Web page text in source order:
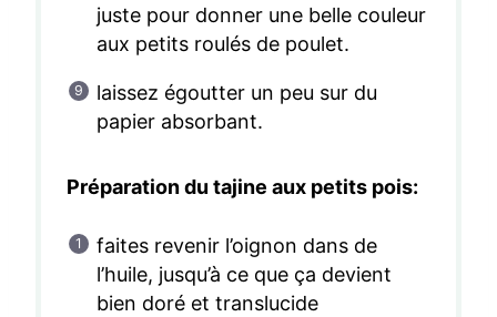
juste pour donner une belle couleur
aux petits roulés de poulet.
laissez égoutter un peu sur du
papier absorbant.
Préparation du tajine aux petits pois:
faites revenir l’oignon dans de
l’huile, jusqu’à ce que ça devient
bien doré et translucide